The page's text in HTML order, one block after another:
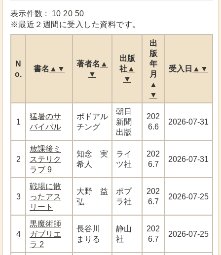
表示件数 : 10 20 50
※最近２週間に受入した資料です。
N
o.
書名 ▲ ▼
著者名 ▲
▼
出版
社▲
▼
出
版
年
月
▲
▼
受入日 ▲ ▼
1
猛暑のサ
バイバル
ポドアル
チング
朝日
新聞
出版
202
6.6
2026-07-31
2
放課後ミ
ステリク
ラブ 9
知念 実
希人
ライ
ツ社
202
6.7
2026-07-31
3
戦場に散
ったアス
リート
大野 益
弘
ポプ
ラ社
202
6.7
2026-07-25
4
黒魔術師
ガブリエ
ラ 2
長谷川
まりる
静山
社
202
6.7
2026-07-25